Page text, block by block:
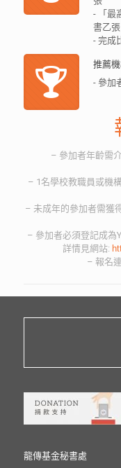
- 「最
書乙張
- 完成
推薦
- 參加
– 參加者年齡需
– 1名學校教職員或機
– 未成年的參加者需獲
– 參加者必須登記成為
詳情見網站:
– 報名
龍傳基金秘書處